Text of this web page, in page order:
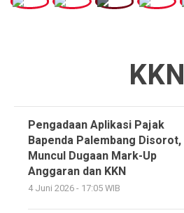
KKN
Pengadaan Aplikasi Pajak
Bapenda Palembang Disorot,
Muncul Dugaan Mark-Up
Anggaran dan KKN
4 Juni 2026 - 17:05 WIB